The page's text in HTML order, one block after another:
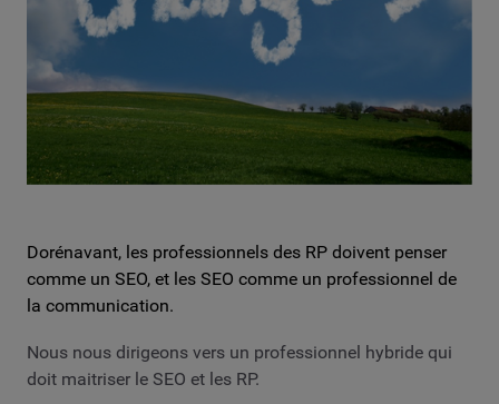
Dorénavant, les professionnels des RP doivent penser
comme un SEO, et les SEO comme un professionnel de
la communication.
Nous nous dirigeons vers un professionnel hybride qui
doit maitriser le SEO et les RP.